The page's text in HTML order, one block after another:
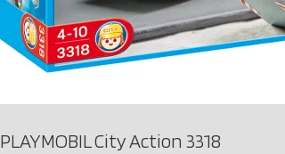
PLAYMOBIL City Action 3318